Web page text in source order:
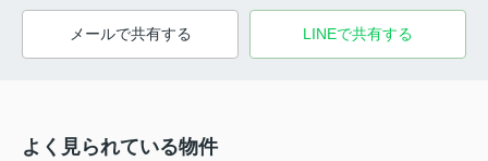
メールで共有する LINEで共有する
よく見られている物件